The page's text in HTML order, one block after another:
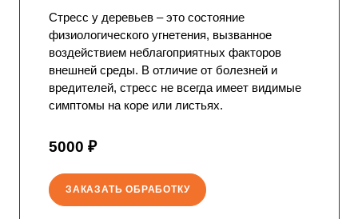
Стресс у деревьев – это состояние
физиологического угнетения, вызванное
воздействием неблагоприятных факторов
внешней среды. В отличие от болезней и
вредителей, стресс не всегда имеет видимые
симптомы на коре или листьях.
5000 ₽
ЗАКАЗАТЬ ОБРАБОТКУ